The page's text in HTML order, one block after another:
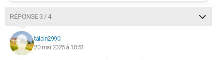
RÉPONSE 3 / 4
talain2990
20 mai 2025 à 10:51